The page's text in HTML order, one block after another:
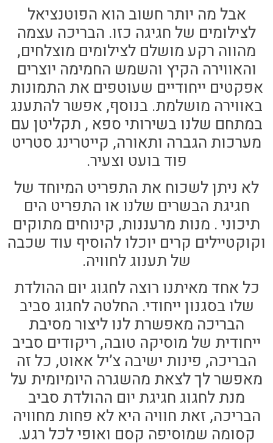
אבל מה יותר חשוב הוא הפוטנציאל
לצילומים של חגיגה כזו. הבריכה עצמה
מהווה רקע מושלם לצילומים מוצלחים,
והאווירה הקיץ והשמש החמימה יוצרים
אפקטים ייחודיים שעוטפים את התמונות
באווירה מושלמת. בנוסף, אפשר להתענג
במתחם שלנו בשירותי ספא , תקליטן עם
מערכות הגברה ותאורה, קייטרינג סטריט
פוד בועט וצעיר.
לא ניתן לשכוח את התפריט המיוחד של
חגיגת הבשרים שלנו או התפריט הים
תיכוני . מנות מרעננות, קינוחים מתוקים
וקוקטיילים קרים יוכלו להוסיף עוד שכבה
של תענוג לחוויה.
כל אחד מאיתנו רוצה לחגוג יום ההולדת
שלו בסגנון ייחודי. החלטה לחגוג סביב
הבריכה מאפשרת לנו ליצור מסיבת
ייחודית של מוסיקה טובה, ריקודים סביב
הבריכה, פינות ישיבה צ’יל אאוט, כל זה
מאפשר לך לצאת מהשגרה היומיומית על
מנת לחגוג חגיגת יום ההולדת סביב
הבריכה, זאת חוויה היא לא פחות מחוויה
קסומה שמוסיפה קסם ואופי לכל רגע.